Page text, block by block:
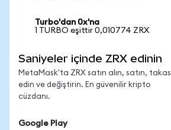
Turbo'dan 0x'na
1 TURBO eşittir 0,010774 ZRX
Saniyeler içinde ZRX edinin
MetaMask'ta ZRX satın alın, satın, takas
edin ve değiştirin. En güvenilir kripto
cüzdanı.
Google Play